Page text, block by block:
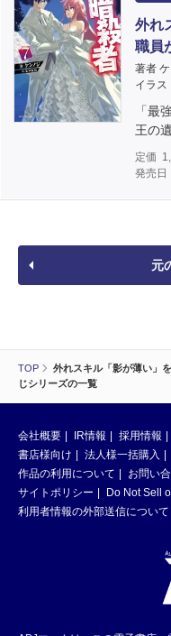
TOP
外れスキル「影が薄い」
じシリーズの一覧
外れ
職員
著者
イラス
「最
王の
定価
発売日
元
会社概要 IR情報 採用情報
書店様向け
法人様一括購入
作品の利用について
お問い
サイトポリシー
Do Not Sell
利用者情報の外部送信について